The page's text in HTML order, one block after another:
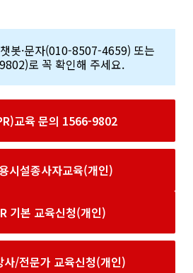
봇·문자(010-8507-4659) 또는
로 꼭 확인해 주세요.
교육 문의 1566-9802
시설종사자교육(개인)
기본 교육신청(개인)
사/전문가 교육신청(개인)